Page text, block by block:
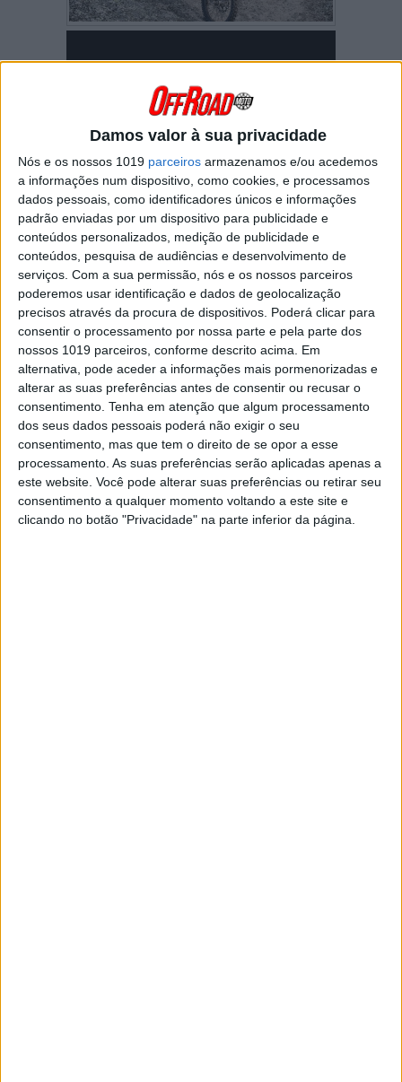
Damos valor à sua privacidade
Nós e os nossos 1019 parceiros armazenamos e/ou acedemos
a informações num dispositivo, como cookies, e processamos
dados pessoais, como identificadores únicos e informações
padrão enviadas por um dispositivo para publicidade e
conteúdos personalizados, medição de publicidade e
conteúdos, pesquisa de audiências e desenvolvimento de
serviços. Com a sua permissão, nós e os nossos parceiros
poderemos usar identificação e dados de geolocalização
precisos através da procura de dispositivos. Poderá clicar para
consentir o processamento por nossa parte e pela parte dos
nossos 1019 parceiros, conforme descrito acima. Em
alternativa, pode aceder a informações mais pormenorizadas e
alterar as suas preferências antes de consentir ou recusar o
consentimento. Tenha em atenção que algum processamento
dos seus dados pessoais poderá não exigir o seu
consentimento, mas que tem o direito de se opor a esse
processamento. As suas preferências serão aplicadas apenas a
este website. Você pode alterar suas preferências ou retirar seu
consentimento a qualquer momento voltando a este site e
clicando no botão "Privacidade" na parte inferior da página.
Beta
CN Enduro 2020
Diogo Ventura
Diogo Vieira
enduro
Enduro 2020
Enduro Peso da Regua 2020
FMP
Hugo Basaúla
Husqvarna
KTM